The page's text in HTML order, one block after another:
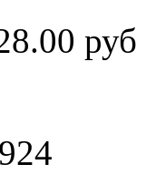
руб